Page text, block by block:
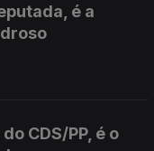
é a
CDS/PP, é o